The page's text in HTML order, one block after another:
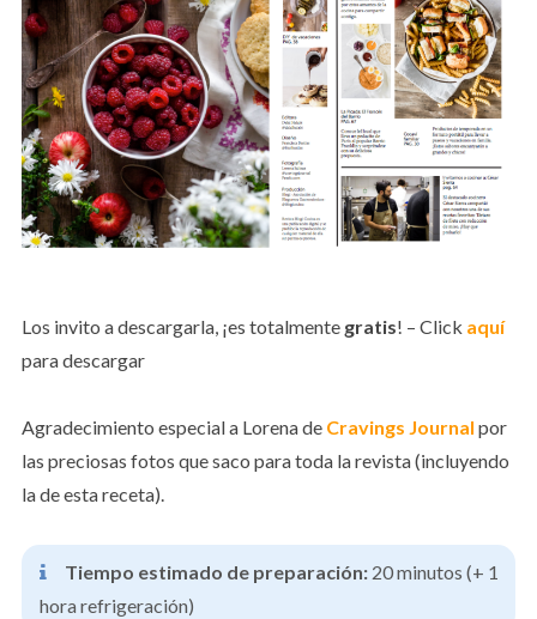
Los invito a descargarla, ¡es totalmente gratis! – Click aquí
para descargar
Agradecimiento especial a Lorena de Cravings Journal por
las preciosas fotos que saco para toda la revista (incluyendo
la de esta receta).
Tiempo estimado de preparación:20 minutos (+ 1
hora refrigeración)